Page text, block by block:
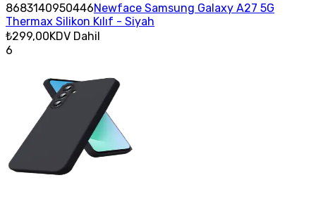
8683140950446Newface Samsung Galaxy A27 5G
Thermax Silikon Kılıf - Siyah
₺299,00KDV Dahil
6